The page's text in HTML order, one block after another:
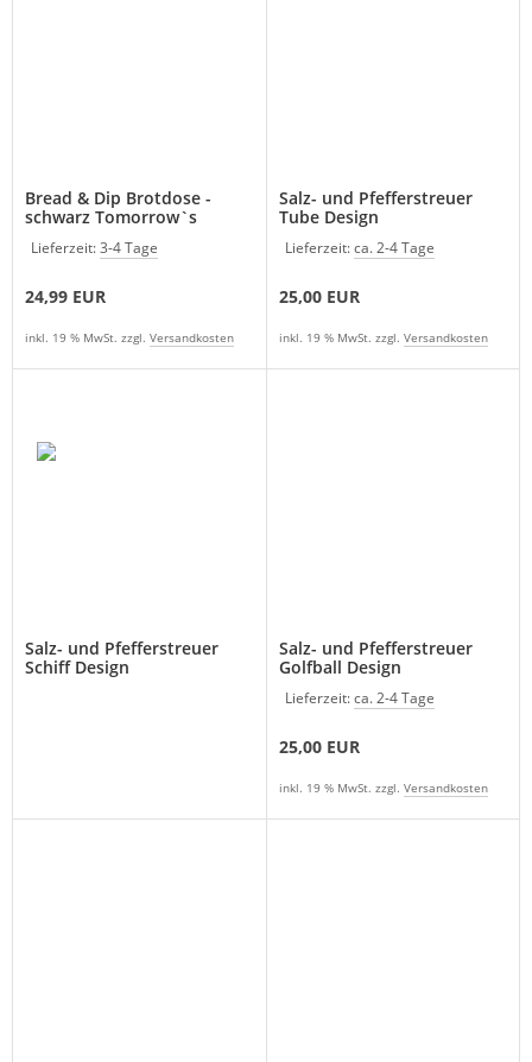
Bread & Dip Brotdose -
schwarz Tomorrow`s
Lieferzeit:3-4 Tage
24,99 EUR
inkl. 19 % MwSt. zzgl. Versandkosten
Salz- und Pfefferstreuer
Tube Design
Lieferzeit:ca. 2-4 Tage
25,00 EUR
inkl. 19 % MwSt. zzgl. Versandkosten
Salz- und Pfefferstreuer
Schiff Design
Salz- und Pfefferstreuer
Golfball Design
Lieferzeit:ca. 2-4 Tage
25,00 EUR
inkl. 19 % MwSt. zzgl. Versandkosten